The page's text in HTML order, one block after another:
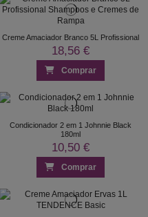
Creme Amaciador Branco 5L Profissional
18,56 €
Comprar
Condicionador 2 em 1 Johnnie Black
180ml
10,50 €
Comprar